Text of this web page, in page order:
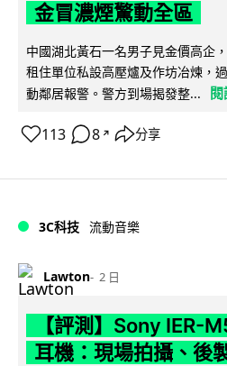
金冒濃煙驚動全區
中國湖北黃石一名男子見金價高企
租住單位私設高壓爐及作坊冶煉，
動鄰居報警。警方到場揭發整...
113 8 ↗ 分享
3C科技 流動音樂
Lawton 2 日
【評測】Sony IER-
耳機：現場拍攝、後